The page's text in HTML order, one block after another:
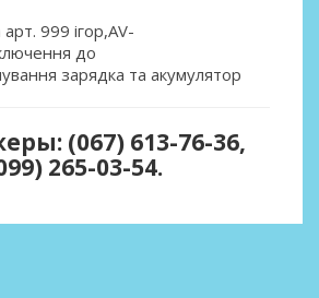
999 ігор,AV-
до
зарядка та акумулятор
(067) 613-76-36,
265-03-54.